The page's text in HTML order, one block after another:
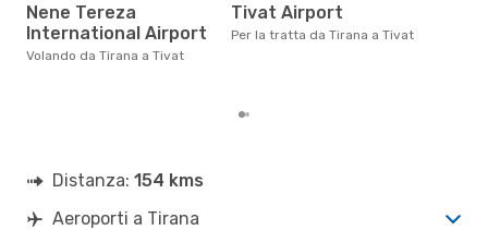
Nene Tereza
International Airport
Volando da Tirana a Tivat
Tivat Airport
Per la tratta da Tirana a Tivat
Distanza: 154 kms
Aeroporti a Tirana